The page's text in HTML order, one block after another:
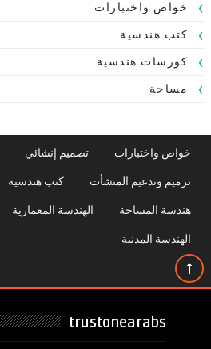
خواص واختبارات
كتب هندسية
كورسات هندسية
مساحة
خواص واختبارات تصميم إنشائي
ترميم وتدعيم المنشأت كتب هندسية
هندسة المساحة الهندسة المعمارية
الهندسة المدنية
trustonearabs